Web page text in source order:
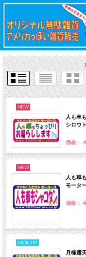
NEW
人も車
シロウ
価格：
NEW
人も車
モータ
価格：
PICK UP
月極露